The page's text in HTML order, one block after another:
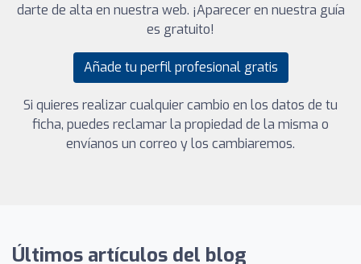
darte de alta en nuestra web. ¡Aparecer en nuestra guía
es gratuito!
Añade tu perfil profesional gratis
Si quieres realizar cualquier cambio en los datos de tu
ficha, puedes reclamar la propiedad de la misma o
envíanos un correo y los cambiaremos.
Últimos artículos del blog